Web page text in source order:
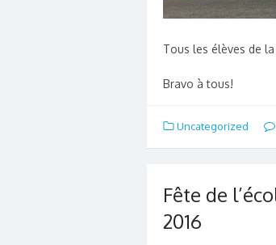
Tous les élèves de
Bravo à tous!
Uncategorized
Fête de
2016